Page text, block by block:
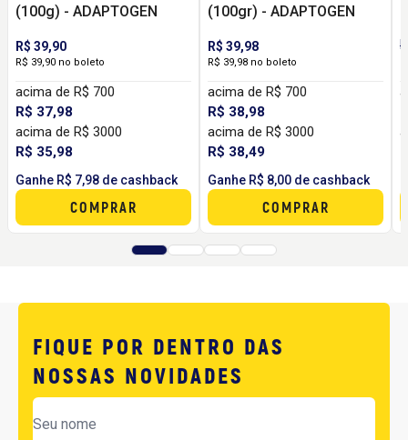
(100g) - ADAPTOGEN
R$ 39,90
R$ 39,90 no boleto
acima de R$ 700
R$ 37,98
acima de R$ 3000
R$ 35,98
Ganhe R$ 7,98 de cashback
COMPRAR
(100gr) - ADAPTOGEN
R$ 39,98
R$ 39,98 no boleto
acima de R$ 700
R$ 38,98
acima de R$ 3000
R$ 38,49
Ganhe R$ 8,00 de cashback
COMPRAR
FIQUE POR DENTRO DAS
NOSSAS NOVIDADES